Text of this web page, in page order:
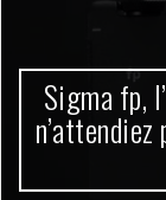
Sigma fp,